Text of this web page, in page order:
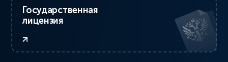
Государственная
лицензия